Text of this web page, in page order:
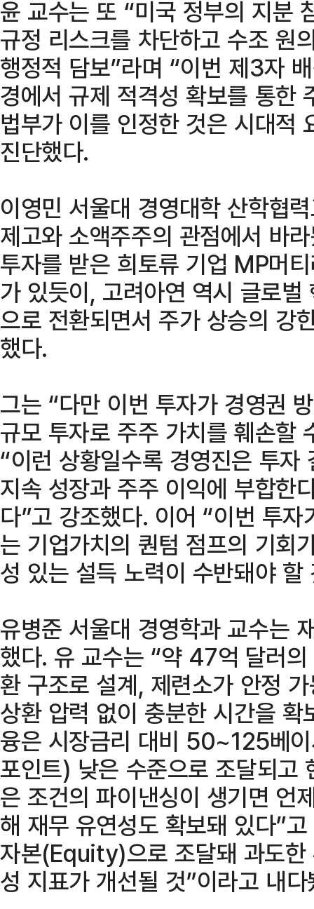
윤 교수는 또 “미국 정부의 지분
규정 리스크를 차단하고 수조 원
행정적 담보”라며 “이번 제3자
경에서 규제 적격성 확보를 통한
법부가 이를 인정한 것은 시대적
진단했다.
이영민 서울대 경영대학 산학협
제고와 소액주주의 관점에서 바
투자를 받은 희토류 기업 MP머
가 있듯이, 고려아연 역시 글로
으로 전환되면서 주가 상승의 강
했다.
그는 “다만 이번 투자가 경영권
규모 투자로 주주 가치를 훼손할
“이런 상황일수록 경영진은 투
지속 성장과 주주 이익에 부합한
다”고 강조했다. 이어 “이번 투
는 기업가치의 퀀텀 점프의 기회
성 있는 설득 노력이 수반돼야 할
유병준 서울대 경영학과 교수는
했다. 유 교수는 “약 47억 달러
환 구조로 설계, 제련소가 안정
상환 압력 없이 충분한 시간을
융은 시장금리 대비 50~125베
포인트) 낮은 수준으로 조달되고
은 조건의 파이낸싱이 생기면 언
해 재무 유연성도 확보돼 있다”
자본(Equity)으로 조달돼 과도한
성 지표가 개선될 것”이라고 내